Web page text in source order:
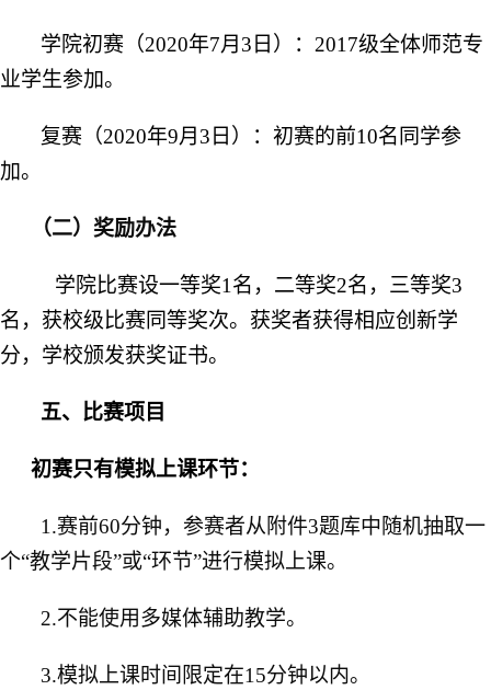
学院初赛（2020年7月 3 日）： 2017级全体师范专
业学生参加。
复赛（2020年9月 3 日）：初赛的前10名同学参
加。
（二）奖励办法
学院比赛设一等奖1名，二等奖2名，三等奖3
名， 获校级比赛同等奖次。获奖者获得相应创新学
分，学校颁发获奖证书。
五、比赛项目
初赛只有模拟上课环节：
1.赛前60分钟， 参赛者从附件3题库中随机抽取一
个“教学片段”或“环节”进行模拟上课。
2.不能使用多媒体辅助教学。
3.模拟上课时间限定在15分钟以内。